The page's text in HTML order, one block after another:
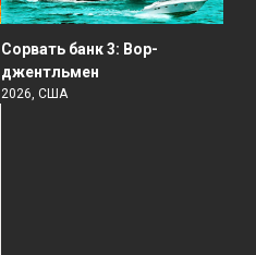
Сорвать банк 3: Вор-
джентльмен
2026, США